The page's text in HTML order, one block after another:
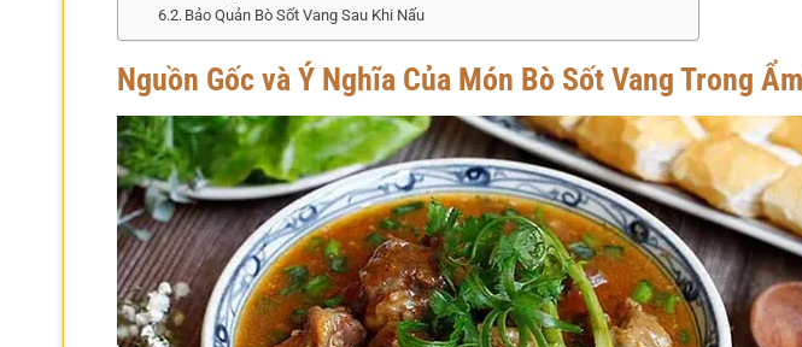
Bảo Quản Bò Sốt Vang Sau Khi Nấu
Nguồn Gốc và Ý Nghĩa Của Món Bò Sốt Vang Trong